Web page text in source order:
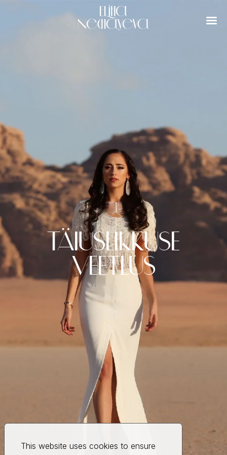
This website uses cookies to ensure
TÄIUSLIKKUSE
VEETLUS